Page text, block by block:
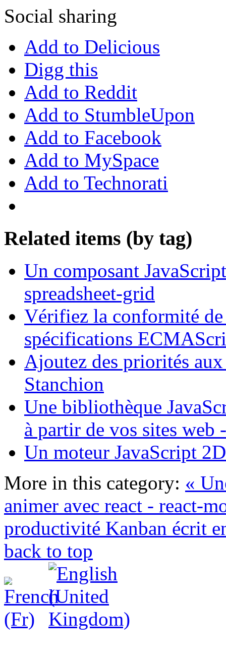
Social sharing
Add to Delicious
Digg this
Add to Reddit
Add to StumbleUpon
Add to Facebook
Add to MySpace
Add to Technorati
Related items (by tag)
Un composant
spreadsheet-grid
Vérifiez la conformité de
spécifications
Ajoutez des priorités
Stanchion
Une bibliothèque
à partir de vos sites web
Un moteur JavaScript
More in this category: «
animer avec react - react-
productivité Kanban écrit
back to top